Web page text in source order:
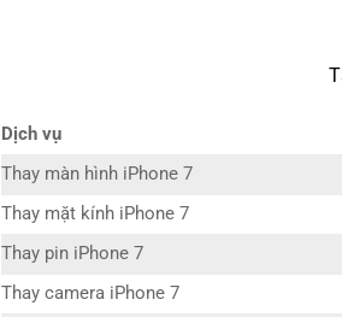
Dịch vụ
Thay màn hình iPhone 7
Thay mặt kính iPhone 7
Thay pin iPhone 7
Thay camera iPhone 7